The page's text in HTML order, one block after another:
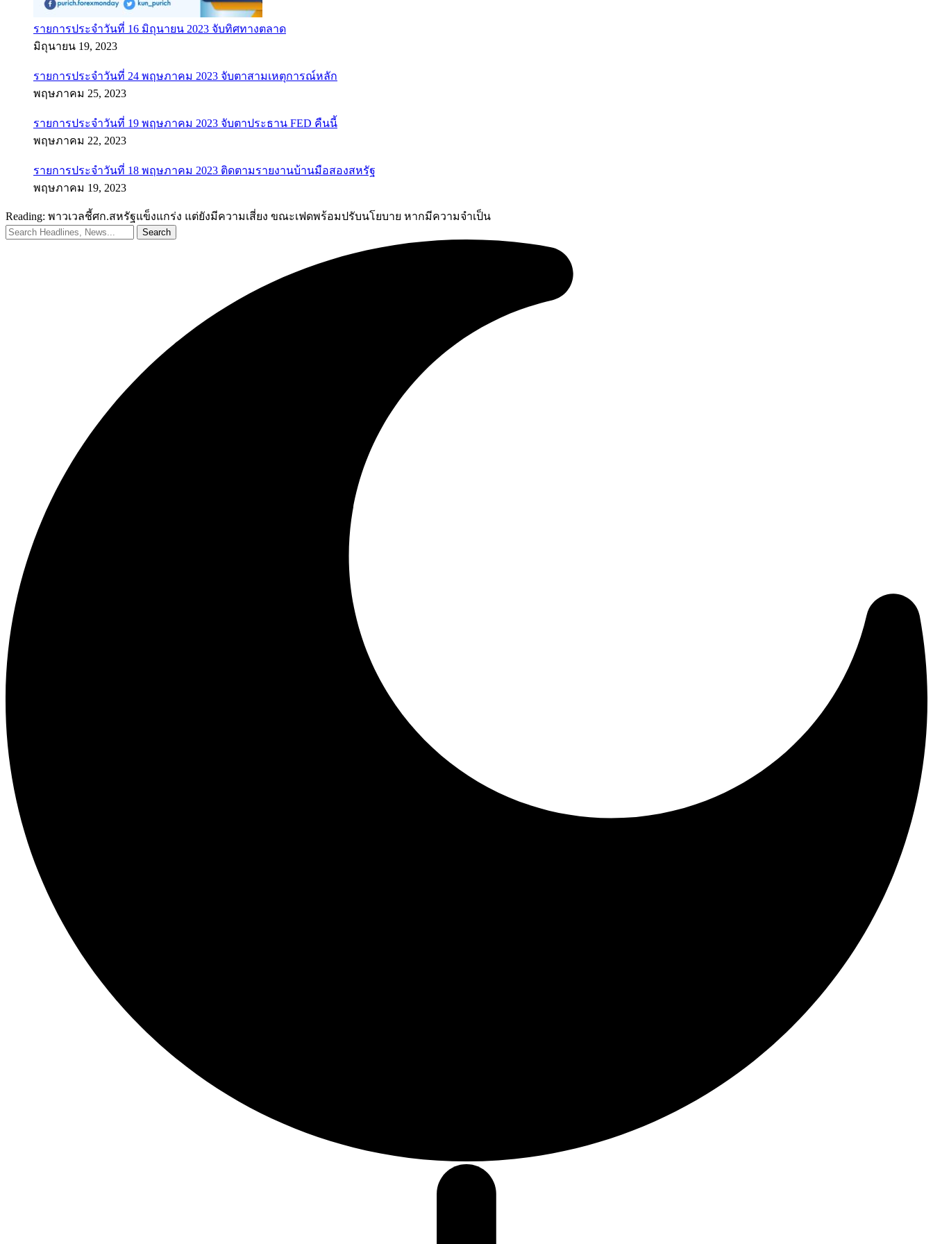
รายการประจำวันที่ 16 มิถุนายน 2023 จับทิศทางตลาด
มิถุนายน 19, 2023
รายการประจำวันที่ 24 พฤษภาคม 2023 จับตาสามเหตุการณ์หลัก
พฤษภาคม 25, 2023
รายการประจำวันที่ 19 พฤษภาคม 2023 จับตาประธาน FED คืนนี้
พฤษภาคม 22, 2023
รายการประจำวันที่ 18 พฤษภาคม 2023 ติดตามรายงานบ้านมือสองสหรัฐ
พฤษภาคม 19, 2023
Reading: พาวเวลชี้ศก.สหรัฐแข็งแกร่ง แต่ยังมีความเสี่ยง ขณะเฟดพร้อมปรับนโยบาย หากมีความจำเป็น